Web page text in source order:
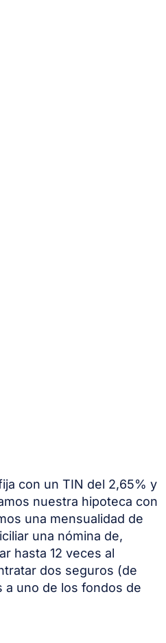
con un TIN del 2,65% y
nuestra hipoteca con
una mensualidad de
una nómina de,
hasta 12 veces al
dos seguros (de
a uno de los fondos de